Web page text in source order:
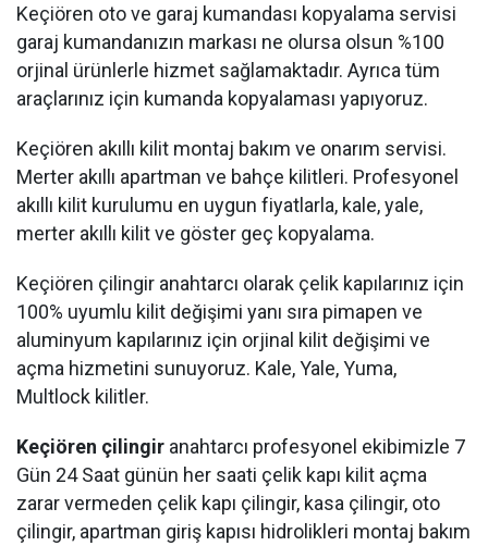
Keçiören oto ve garaj kumandası kopyalama servisi
garaj kumandanızın markası ne olursa olsun %100
orjinal ürünlerle hizmet sağlamaktadır. Ayrıca tüm
araçlarınız için kumanda kopyalaması yapıyoruz.
Keçiören akıllı kilit montaj bakım ve onarım servisi.
Merter akıllı apartman ve bahçe kilitleri. Profesyonel
akıllı kilit kurulumu en uygun fiyatlarla, kale, yale,
merter akıllı kilit ve göster geç kopyalama.
Keçiören çilingir anahtarcı olarak çelik kapılarınız için
100% uyumlu kilit değişimi yanı sıra pimapen ve
aluminyum kapılarınız için orjinal kilit değişimi ve
açma hizmetini sunuyoruz. Kale, Yale, Yuma,
Multlock kilitler.
Keçiören çilingir anahtarcı profesyonel ekibimizle 7
Gün 24 Saat günün her saati çelik kapı kilit açma
zarar vermeden çelik kapı çilingir, kasa çilingir, oto
çilingir, apartman giriş kapısı hidrolikleri montaj bakım